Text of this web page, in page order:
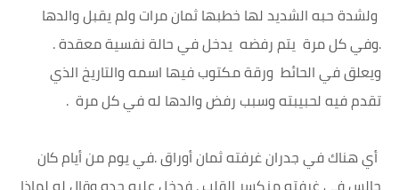
ولشدة حبه الشديد لها خطبها ثمان مرات ولم يقبل والدها
.وفي كل مرة يتم رفضه يدخل في حالة نفسية معقدة .
ويعلق في الحائط ورقة مكتوب فيها اسمه والتاريخ الذي
تقدم فيه لحبيبته وسبب رفض والدها له في كل مرة .
أي هناك في جدران غرفته ثمان أوراق .في يوم من أيام كان